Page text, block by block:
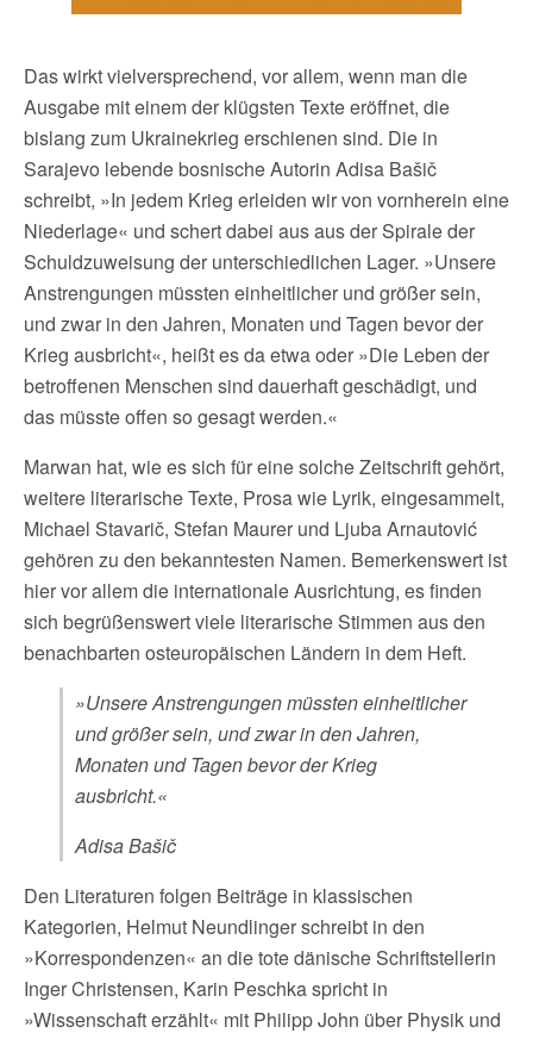
Das wirkt vielversprechend, vor allem, wenn man die
Ausgabe mit einem der klügsten Texte eröffnet, die
bislang zum Ukrainekrieg erschienen sind. Die in
Sarajevo lebende bosnische Autorin Adisa Bašič
schreibt, »In jedem Krieg erleiden wir von vornherein eine
Niederlage« und schert dabei aus aus der Spirale der
Schuldzuweisung der unterschiedlichen Lager. »Unsere
Anstrengungen müssten einheitlicher und größer sein,
und zwar in den Jahren, Monaten und Tagen bevor der
Krieg ausbricht«, heißt es da etwa oder »Die Leben der
betroffenen Menschen sind dauerhaft geschädigt, und
das müsste offen so gesagt werden.«
Marwan hat, wie es sich für eine solche Zeitschrift gehört,
weitere literarische Texte, Prosa wie Lyrik, eingesammelt,
Michael Stavarič, Stefan Maurer und Ljuba Arnautović
gehören zu den bekanntesten Namen. Bemerkenswert ist
hier vor allem die internationale Ausrichtung, es finden
sich begrüßenswert viele literarische Stimmen aus den
benachbarten osteuropäischen Ländern in dem Heft.
»Unsere Anstrengungen müssten einheitlicher
und größer sein, und zwar in den Jahren,
Monaten und Tagen bevor der Krieg
ausbricht.«
Adisa Bašič
Den Literaturen folgen Beiträge in klassischen
Kategorien, Helmut Neundlinger schreibt in den
»Korrespondenzen« an die tote dänische Schriftstellerin
Inger Christensen, Karin Peschka spricht in
»Wissenschaft erzählt« mit Philipp John über Physik und